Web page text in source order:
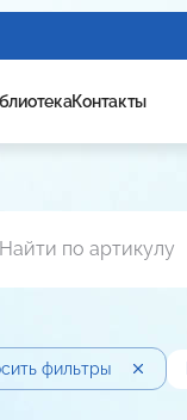
Контакты
фильтры